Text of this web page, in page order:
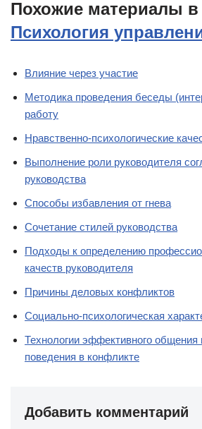
Похожие материалы в
Психология
Влияние через участие
Методика проведения беседы
работу
Нравственно-психологические
Выполнение роли руководителя
руководства
Способы избавления от гнева
Сочетание стилей руководства
Подходы к определению
качеств руководителя
Причины деловых конфликтов
Социально-психологическая
Технологии эффективного общения
поведения в конфликте
Добавить комментарий